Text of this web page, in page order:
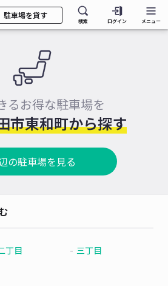
駐車場を貸す
検索 ログイン メニュー
るお得な駐車場を
市東和町から探す
の駐車場を見る
丁目 三丁目